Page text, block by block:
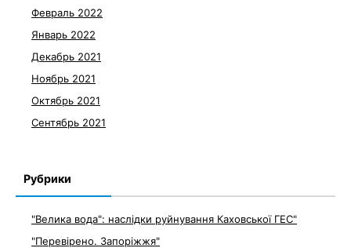
Февраль 2022
Январь 2022
Декабрь 2021
Ноябрь 2021
Октябрь 2021
Сентябрь 2021
Рубрики
"Велика вода": наслідки руйнування Каховської ГЕС"
"Перевірено. Запоріжжя"